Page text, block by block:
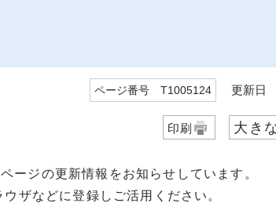
ページ番号 T1005124 更新日
印刷 大き
ージの更新情報をお知らせしています。
ザなどに登録しご活用ください。